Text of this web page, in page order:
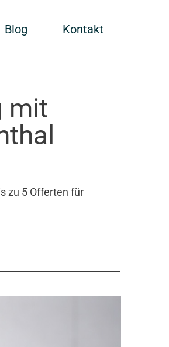
Blog Kontakt
mit
zu 5 Offerten für